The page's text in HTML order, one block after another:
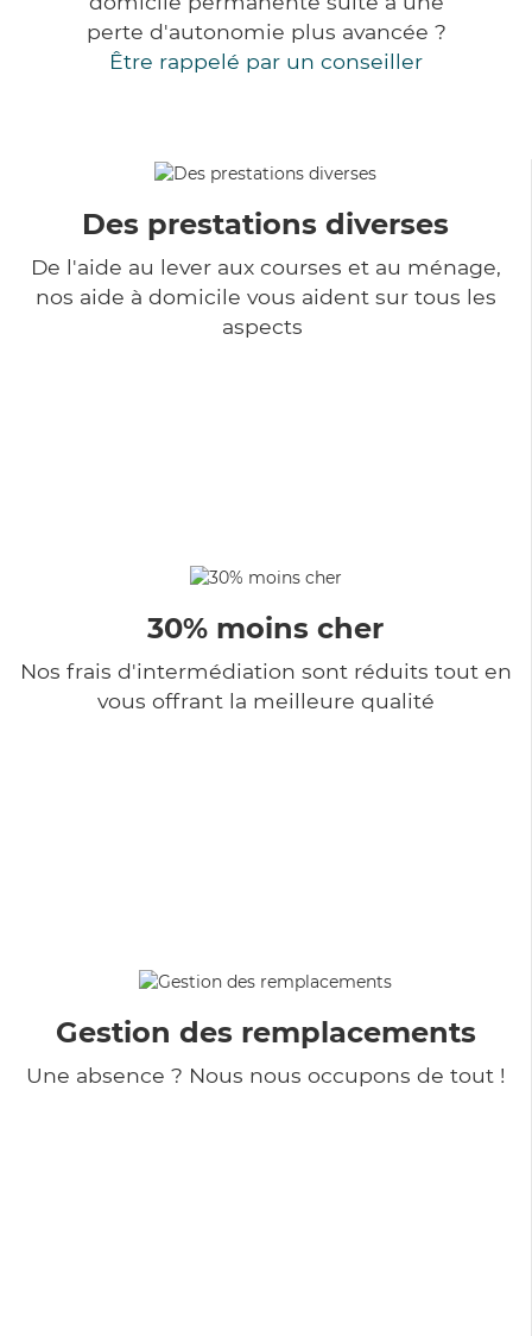
perte d'autonomie plus avancée ?
Être rappelé par un conseiller
Des prestations diverses
De l'aide au lever aux courses et au ménage,
nos aide à domicile vous aident sur tous les
aspects
30% moins cher
Nos frais d'intermédiation sont réduits tout en
vous offrant la meilleure qualité
Gestion des remplacements
Une absence ? Nous nous occupons de tout !